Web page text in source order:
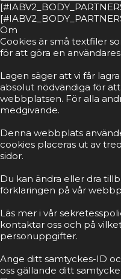
Om
Cookies är små textfiler
för att göra en
Lagen säger att vi får
absolut nödvändiga för
webbplatsen. För alla
medgivande.
Denna webbplats
cookies placeras ut av
sidor.
Du kan ändra eller dra
förklaringen på vår
Läs mer i vår
kontaktar oss och på
personuppgifter.
Ange ditt samtyckes-ID
oss gällande ditt samtycke.